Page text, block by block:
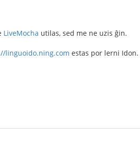
LiveMocha utilas, sed me ne uzis ĝin.
linguoido.ning.com estas por lerni Idon.